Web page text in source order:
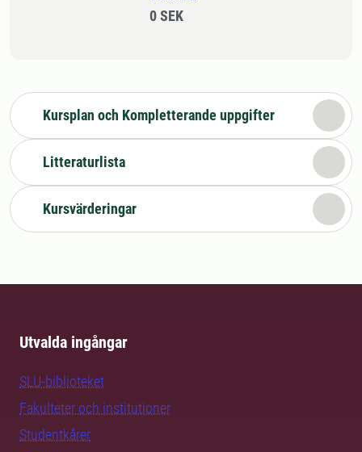
0 SEK
Kursplan och Kompletterande uppgifter
Litteraturlista
Kursvärderingar
Utvalda ingångar
SLU-biblioteket
Fakulteter och institutioner
Studentkårer